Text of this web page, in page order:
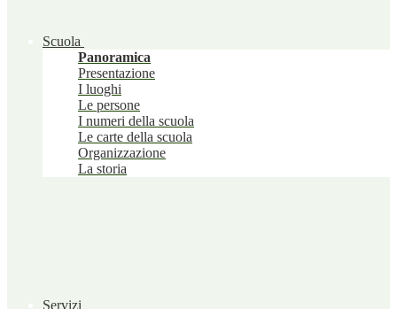
Scuola
Panoramica
Presentazione
I luoghi
Le persone
I numeri della scuola
Le carte della scuola
Organizzazione
La storia
Servizi